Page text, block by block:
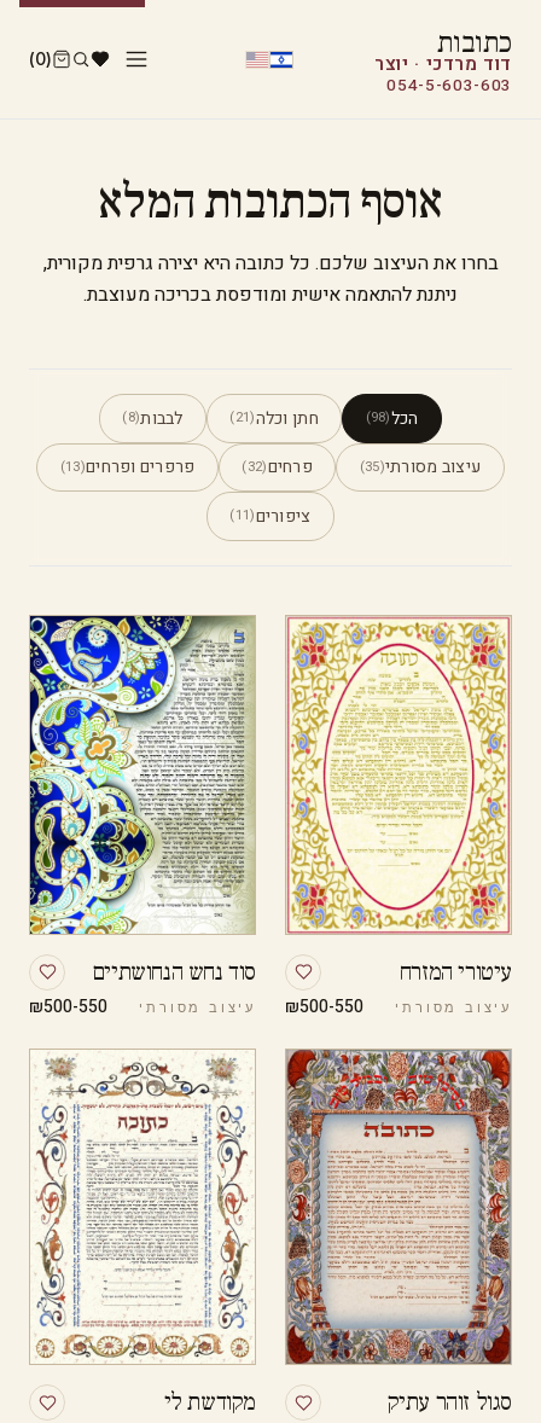
כתובות
דוד מרדכי · יוצר
054-5-603-603
(0)
אוסף הכתובות המלא
בחרו את העיצוב שלכם. כל כתובה היא יצירה גרפית מקורית,
ניתנת להתאמה אישית ומודפסת בכריכה מעוצבת.
הכל(98) חתן וכלה(21) לבבות(8)
עיצוב מסורתי(35) פרחים(32) פרפרים ופרחים(13)
ציפורים(11)
עיטורי המזרח
עיצוב מסורתי ₪500-550
סוד נחש הנחושתיים
עיצוב מסורתי ₪500-550
סגול זוהר עתיק מקודשת לי